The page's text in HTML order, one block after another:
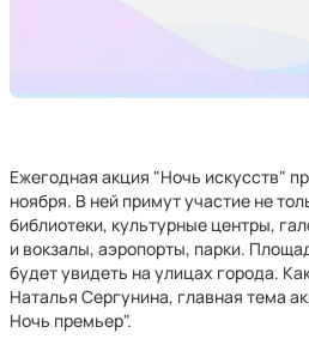
Ежегодная акция "Ночь искусств"
ноября. В ней примут участие не
библиотеки, культурные центры,
и вокзалы, аэропорты, парки.
будет увидеть на улицах города.
Наталья Сергунина, главная тема
Ночь премьер".